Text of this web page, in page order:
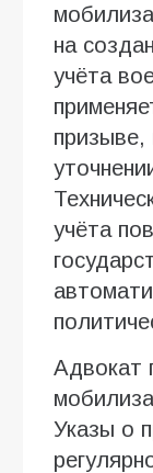
на
учёта
призыве,
учёта
Адвокат
Указы о